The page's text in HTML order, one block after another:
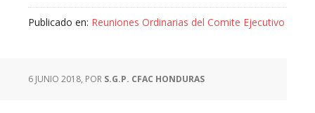
Publicado en: Reuniones Ordinarias del Comite Ejecutivo
6 JUNIO 2018, POR S.G.P. CFAC HONDURAS